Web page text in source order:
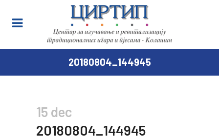
20180804_144945
15 dec
20180804_144945